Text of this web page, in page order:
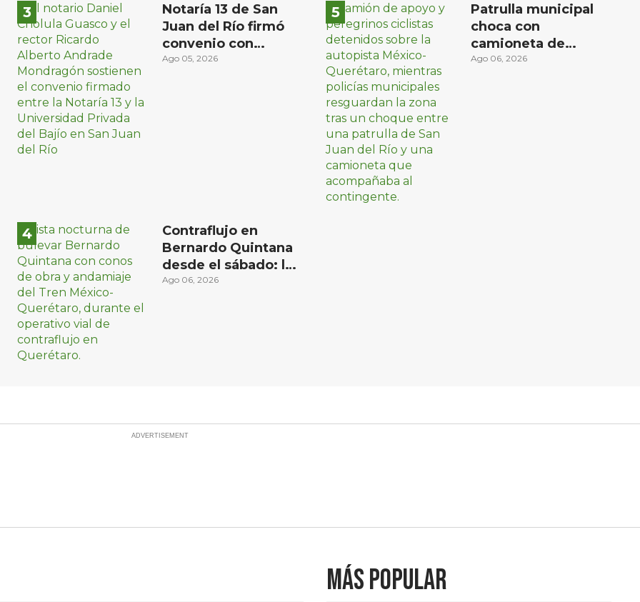
Notaría 13 de San
Juan del Río firmó
convenio con
Universidad Privada
Ago 05, 2026
Contraflujo en
Bernardo Quintana
desde el sábado: la
etapa más compleja
Ago 06, 2026
Patrulla municipal
choca con
camioneta de
peregrinos ciclistas
Ago 06, 2026
Más popular